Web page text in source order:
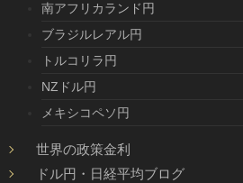
南アフリカランド円
ブラジルレアル円
トルコリラ円
NZドル円
メキシコペソ円
世界の政策金利
ドル円・日経平均ブログ